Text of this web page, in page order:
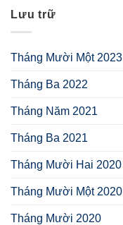
Lưu trữ
Tháng Mười Một 2023
Tháng Ba 2022
Tháng Năm 2021
Tháng Ba 2021
Tháng Mười Hai 2020
Tháng Mười Một 2020
Tháng Mười 2020